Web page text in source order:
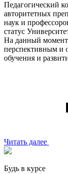
Педагогический
авторитетных
наук и
статус
На данный момент
перспективным и
обучения и
Читать далее
Будь в курсе